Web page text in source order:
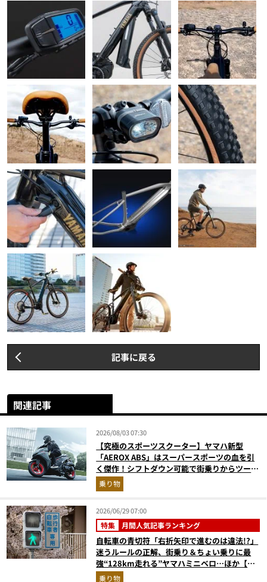
記事に戻る
関連記事
2026/08/03 07:30
【究極のスポーツスクーター】ヤマハ新型
「AEROX ABS」はスーパースポーツの血を引
く傑作！シフトダウン可能で街乗りからツーリ
ングまで最強
乗り物
2026/06/29 07:00
特集 月間人気記事ランキング
自転車の青切符「右折矢印で進むのは違法!?」
迷うルールの正解、街乗り＆ちょい乗りに最
強“128km走れる”ヤマハミニベロ…ほか【自
転車の人気記事ランキングベスト3】（2026年
乗り物